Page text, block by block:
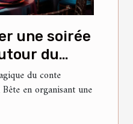
une soirée
du
de la Belle
du conte
en organisant une